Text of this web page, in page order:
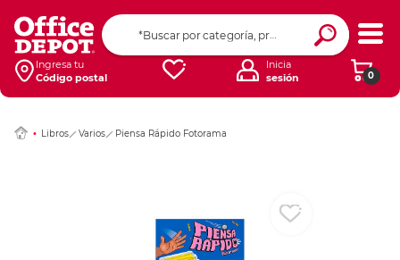
Ingresa tu
Código postal
0
Inicia
sesión
Libros Varios Piensa Rápido Fotorama
Ingresar Codigo